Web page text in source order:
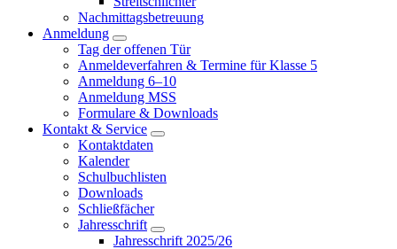
Nachmittagsbetreuung
Anmeldung
Tag der offenen Tür
Anmeldeverfahren & Termine für Klasse 5
Anmeldung 6–10
Anmeldung MSS
Formulare & Downloads
Kontakt & Service
Kontaktdaten
Kalender
Schulbuchlisten
Downloads
Schließfächer
Jahresschrift
Jahresschrift 2025/26